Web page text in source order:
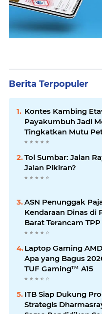
Berita Terpopuler
Kontes Kambing
Payakumbuh Jadi
Tingkatkan Mutu
Lokal
Tol Sumbar: Jalan
Jalan Pikiran?
ASN Penunggak
Kendaraan Dinas di
Barat Terancam
Laptop Gaming
Apa yang Bagus
TUF Gaming™ A15
ITB Siap Dukung
Strategis